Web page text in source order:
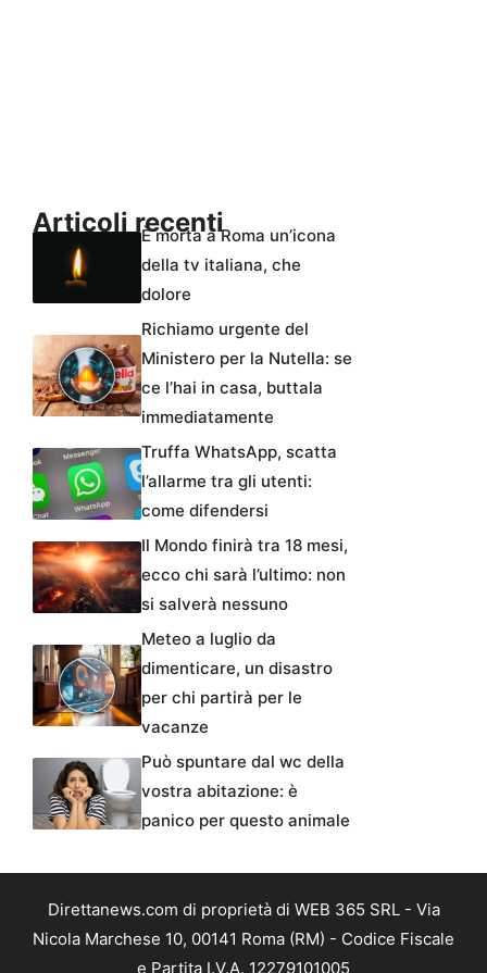
Articoli recentiÈ morta a Roma un’icona
della tv italiana, che
dolore
Richiamo urgente del
Ministero per la Nutella: se
ce l’hai in casa, buttala
immediatamente
Truffa WhatsApp, scatta
l’allarme tra gli utenti:
come difendersi
Il Mondo finirà tra 18 mesi,
ecco chi sarà l’ultimo: non
si salverà nessuno
Meteo a luglio da
dimenticare, un disastro
per chi partirà per le
vacanze
Può spuntare dal wc della
vostra abitazione: è
panico per questo animale
Direttanews.com di proprietà di WEB 365 SRL - Via
Nicola Marchese 10, 00141 Roma (RM) - Codice Fiscale
e Partita I.V.A. 12279101005